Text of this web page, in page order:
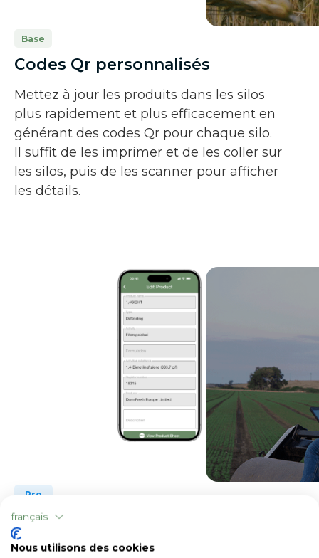
Base
Codes Qr personnalisés
Mettez à jour les produits dans les silos
plus rapidement et plus efficacement en
générant des codes Qr pour chaque silo.
Il suffit de les imprimer et de les coller sur
les silos, puis de les scanner pour afficher
les détails.
Pro
Détails des produits individuels
Voir les détails de chaque produit
français
Nous utilisons des cookies